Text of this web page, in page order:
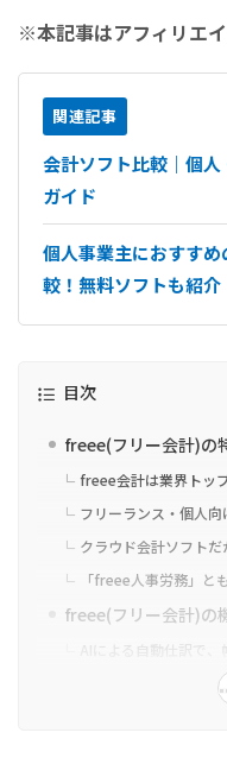
※本記事はアフィリエイ
関連記事
会計ソフト比較｜個
ガイド
個人事業主におすす
較！無料ソフトも紹介
目次
freee(フリー会計)の
freee会計は業界トッ
フリーランス・個人
クラウド会計ソフト
「freee人事労務」と
freee(フリー会計)の
領収書をPDF形式で